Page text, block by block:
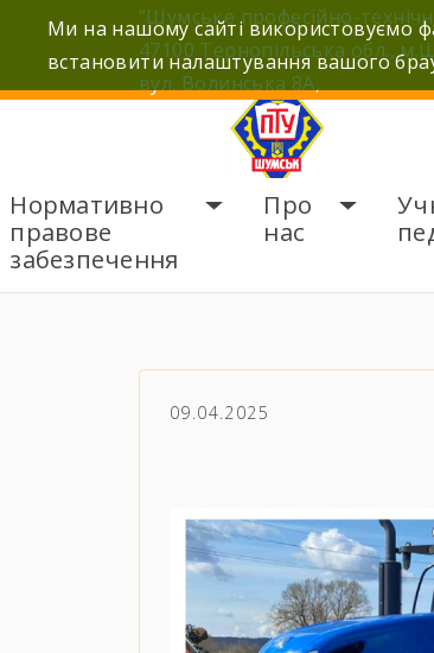
“Шумське професійно-
47100 Тернопільська обл.,
вул. Волинська 8А,
Нормативно
правове
забезпечення
Про
нас
09.04.2025
Ми на нашому сайті використовуємо
встановити налаштування вашого